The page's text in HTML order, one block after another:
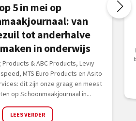
5 in mei op
van
tot anderhalve
in onderwijs
Products & ABC Products, Leviy
MTS Euro Products en Asito
dit zijn onze graag en meest
op Schoonmaakjournaal in...
LEES VERDER